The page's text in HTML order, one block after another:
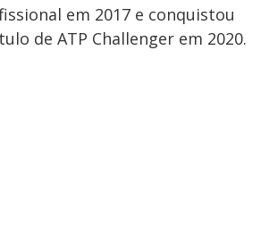
em 2017 e conquistou
de ATP Challenger em 2020.